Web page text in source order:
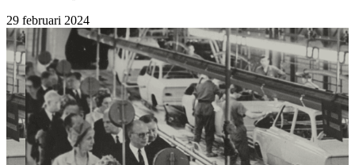
29 februari 2024